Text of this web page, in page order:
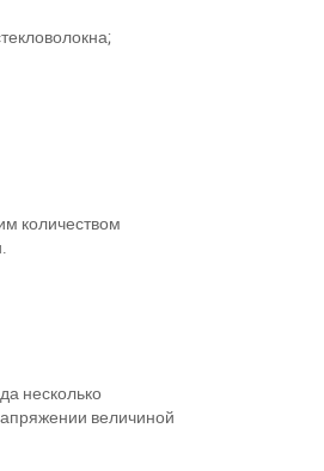
количеством
несколько
величиной